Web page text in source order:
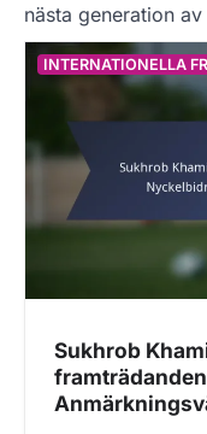
nästa generation
INTERNATIONELLA
Sukhrob